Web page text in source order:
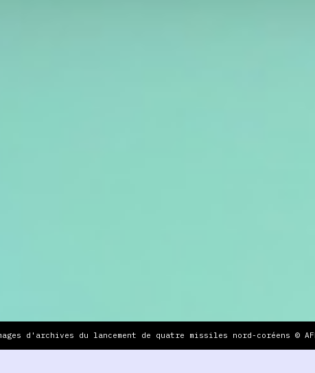
d'archives du lancement de quatre missiles nord-coréens © AFP